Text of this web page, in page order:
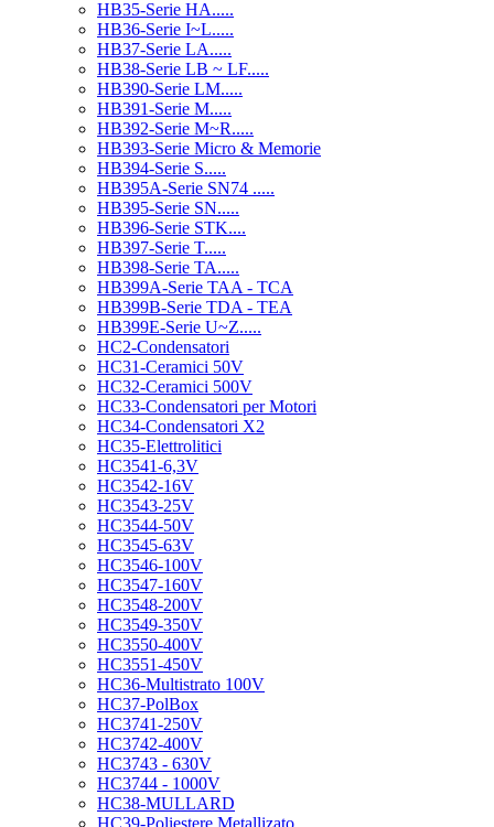
HB35-Serie HA.....
HB36-Serie I~L.....
HB37-Serie LA.....
HB38-Serie LB ~ LF.....
HB390-Serie LM.....
HB391-Serie M.....
HB392-Serie M~R.....
HB393-Serie Micro & Memorie
HB394-Serie S.....
HB395A-Serie SN74 .....
HB395-Serie SN.....
HB396-Serie STK....
HB397-Serie T.....
HB398-Serie TA.....
HB399A-Serie TAA - TCA
HB399B-Serie TDA - TEA
HB399E-Serie U~Z.....
HC2-Condensatori
HC31-Ceramici 50V
HC32-Ceramici 500V
HC33-Condensatori per Motori
HC34-Condensatori X2
HC35-Elettrolitici
HC3541-6,3V
HC3542-16V
HC3543-25V
HC3544-50V
HC3545-63V
HC3546-100V
HC3547-160V
HC3548-200V
HC3549-350V
HC3550-400V
HC3551-450V
HC36-Multistrato 100V
HC37-PolBox
HC3741-250V
HC3742-400V
HC3743 - 630V
HC3744 - 1000V
HC38-MULLARD
HC39-Poliestere Metallizato